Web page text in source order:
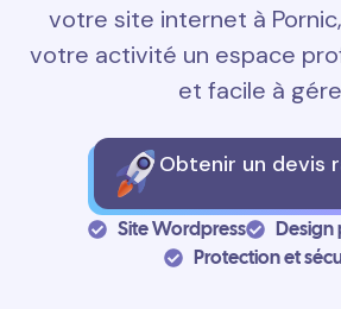
votre site internet à
votre activité un espace
et facile à
Obtenir un devis
Site Wordpress
Design
Protection et